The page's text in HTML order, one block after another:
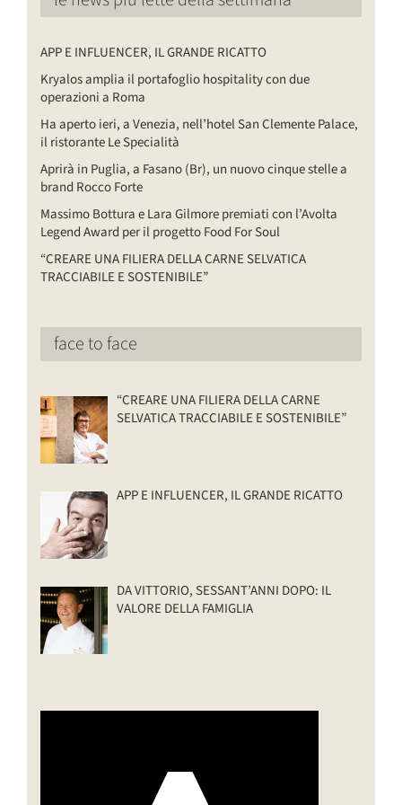
APP E INFLUENCER, IL GRANDE RICATTO
Kryalos amplia il portafoglio hospitality con due
operazioni a Roma
Ha aperto ieri, a Venezia, nell’hotel San Clemente Palace,
il ristorante Le Specialità
Aprirà in Puglia, a Fasano (Br), un nuovo cinque stelle a
brand Rocco Forte
Massimo Bottura e Lara Gilmore premiati con l’Avolta
Legend Award per il progetto Food For Soul
“CREARE UNA FILIERA DELLA CARNE SELVATICA
TRACCIABILE E SOSTENIBILE”
face to face
“CREARE UNA FILIERA DELLA CARNE
SELVATICA TRACCIABILE E SOSTENIBILE”
APP E INFLUENCER, IL GRANDE RICATTO
DA VITTORIO, SESSANT’ANNI DOPO: IL
VALORE DELLA FAMIGLIA